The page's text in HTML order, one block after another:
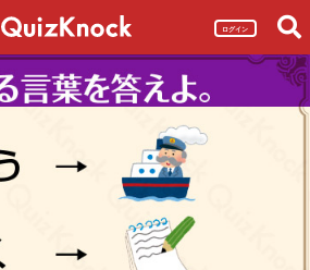
ログイン